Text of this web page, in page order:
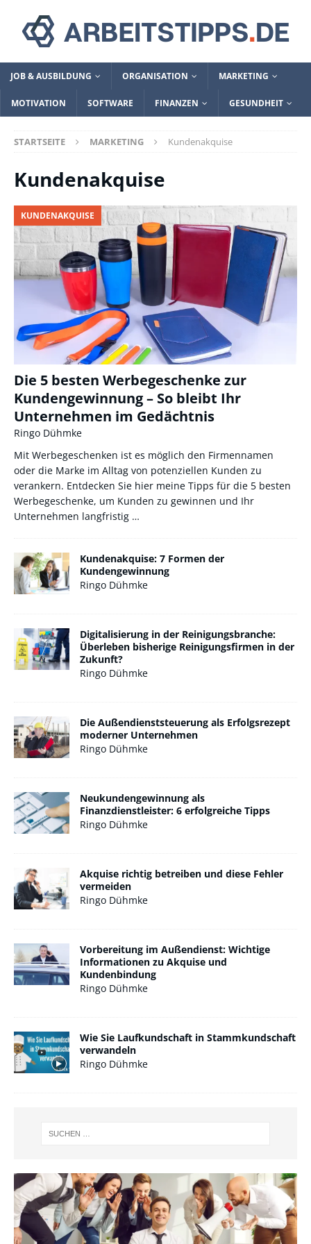
JOB & AUSBILDUNG ORGANISATION MARKETING
MOTIVATION SOFTWARE FINANZEN GESUNDHEIT
STARTSEITE MARKETING Kundenakquise
Kundenakquise
KUNDENAKQUISE
Die 5 besten Werbegeschenke zur
Kundengewinnung – So bleibt Ihr
Unternehmen im Gedächtnis
Ringo Dühmke
Mit Werbegeschenken ist es möglich den Firmennamen
oder die Marke im Alltag von potenziellen Kunden zu
verankern. Entdecken Sie hier meine Tipps für die 5 besten
Werbegeschenke, um Kunden zu gewinnen und Ihr
Unternehmen langfristig …
Kundenakquise: 7 Formen der
Kundengewinnung
Ringo Dühmke
Digitalisierung in der Reinigungsbranche:
Überleben bisherige Reinigungsfirmen in der
Zukunft?
Ringo Dühmke
Die Außendienststeuerung als Erfolgsrezept
moderner Unternehmen
Ringo Dühmke
Neukundengewinnung als
Finanzdienstleister: 6 erfolgreiche Tipps
Ringo Dühmke
Akquise richtig betreiben und diese Fehler
vermeiden
Ringo Dühmke
Vorbereitung im Außendienst: Wichtige
Informationen zu Akquise und
Kundenbindung
Ringo Dühmke
Wie Sie Laufkundschaft in Stammkundschaft
verwandeln
Ringo Dühmke